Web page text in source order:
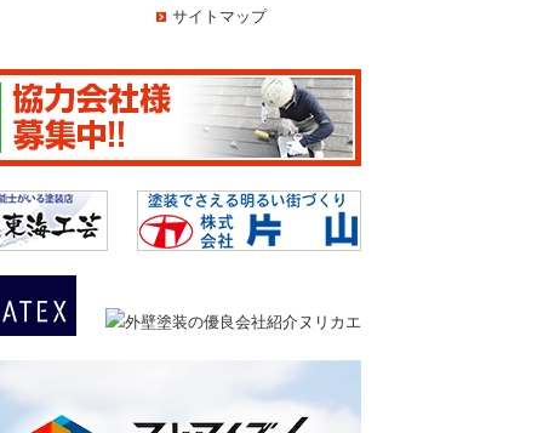
サイトマップ